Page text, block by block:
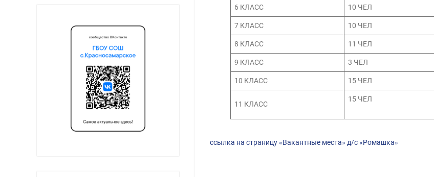
6 КЛАСС 10 ЧЕЛ
7 КЛАСС 10 ЧЕЛ
8 КЛАСС 11 ЧЕЛ
9 КЛАСС 3 ЧЕЛ
10 КЛАСС 15 ЧЕЛ
11 КЛАСС
15 ЧЕЛ
ссылка на страницу «Вакантные места» д/c «Ромашка»